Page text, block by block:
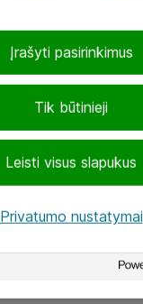
Tik būtinieji
Leisti visus slapukus
Įrašyti pasirinkimus
Privatumo nustatymai